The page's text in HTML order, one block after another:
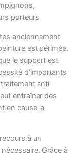
porteurs.
anciennement
est périmée.
le support est
d’importants
anti-
entraîner des
en cause la
à un
Grâce à